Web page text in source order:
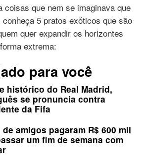
coisas que nem se imaginava que
5 pratos exóticos que são
quer expandir os horizontes
extrema:
para você
histórico do Real Madrid,
se pronuncia contra
da Fifa
amigos pagaram R$ 600 mil
um fim de semana com